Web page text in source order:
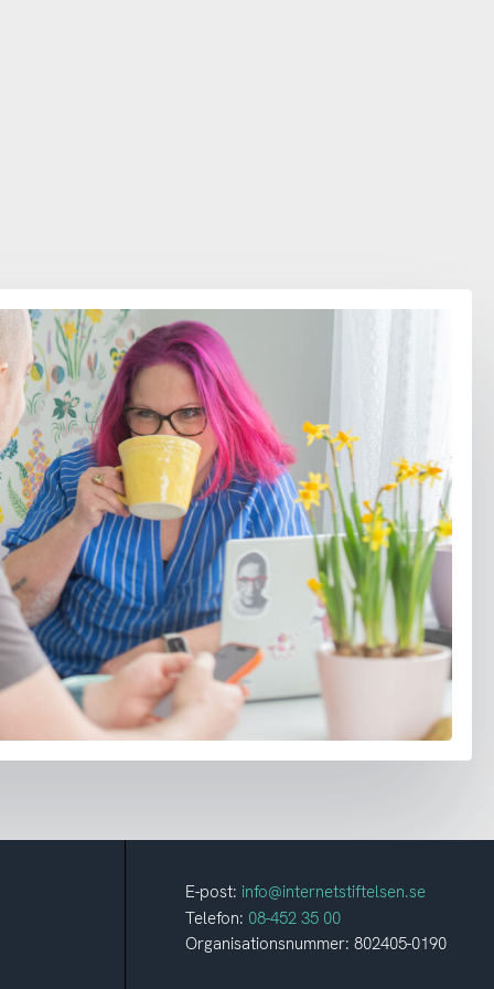
E-post: info@internetstiftelsen.se
Telefon: 08-452 35 00
Organisationsnummer: 802405-0190